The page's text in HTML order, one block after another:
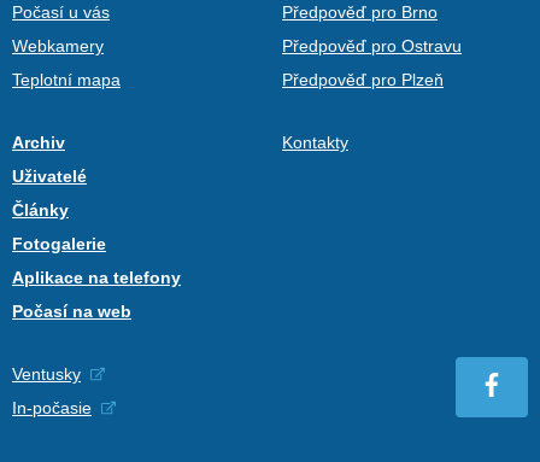
Počasí u vás
Webkamery
Teplotní mapa
Předpověď pro Brno
Předpověď pro Ostravu
Předpověď pro Plzeň
Archiv
Uživatelé
Články
Fotogalerie
Aplikace na telefony
Počasí na web
Kontakty
Ventusky
In-počasie